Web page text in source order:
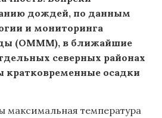
дождей, по данным
и мониторинга
(OMMM), в ближайшие
северных районах
кратковременные осадки
максимальная температура